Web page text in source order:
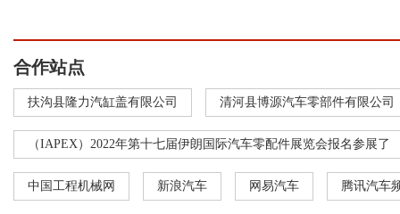
合作站点
扶沟县隆力汽缸盖有限公司 清河县博源汽车零部件有限公司
（IAPEX）2022年第十七届伊朗国际汽车零配件展览会报名参展了
中国工程机械网 新浪汽车 网易汽车 腾讯汽车